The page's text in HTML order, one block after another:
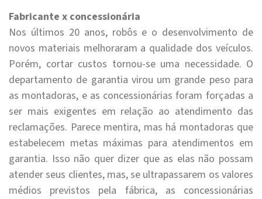
Fabricante x concessionária
Nos últimos 20 anos, robôs e o desenvolvimento de
novos materiais melhoraram a qualidade dos veículos.
Porém, cortar custos tornou-se uma necessidade. O
departamento de garantia virou um grande peso para
as montadoras, e as concessionárias foram forçadas a
ser mais exigentes em relação ao atendimento das
reclamações. Parece mentira, mas há montadoras que
estabelecem metas máximas para atendimentos em
garantia. Isso não quer dizer que as elas não possam
atender seus clientes, mas, se ultrapassarem os valores
médios previstos pela fábrica, as concessionárias